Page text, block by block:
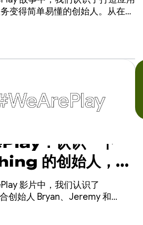
变得简单易懂的创始人。从在缅
尼日利亚的年轻储户提供数字化
：认识一下
的创始人，这
340 万个藏宝点的
影片中，我们认识了
创始人 Bryan、Jeremy 和
Google Play 上的应用和游戏背